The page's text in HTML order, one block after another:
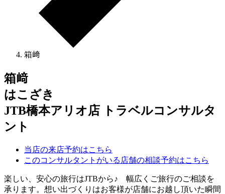
箱﨑
箱﨑
はこざき
JTB橋本アリオ店 トラベルコンサルタ
ント
当店の来店予約はこちら
このコンサルタントがいる店舗の相談予約はこちら
楽しい、安心の旅行はJTBから♪ 幅広くご旅行のご相談を
承ります。想い出づくりはお客様が店舗にお越し頂いた瞬間